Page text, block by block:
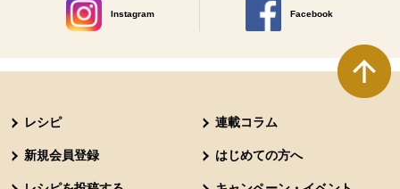
Instagram
別のウィンドウで開きます。
Facebook
別のウィンドウで開きます
レシピ 連載コラム
新規会員登録 はじめての方へ